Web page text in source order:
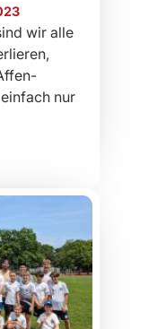
wir alle
nur